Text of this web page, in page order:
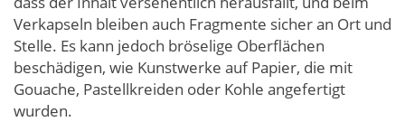
Verkapseln bleiben auch Fragmente sicher an Ort und
Stelle. Es kann jedoch bröselige Oberflächen
beschädigen, wie Kunstwerke auf Papier, die mit
Gouache, Pastellkreiden oder Kohle angefertigt
wurden.